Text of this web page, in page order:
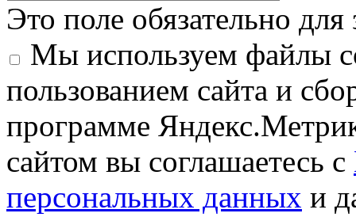
Это поле обязательно для
Мы используем файлы
пользованием сайта и
программе
сайтом вы соглашаетесь с
персональных данных и